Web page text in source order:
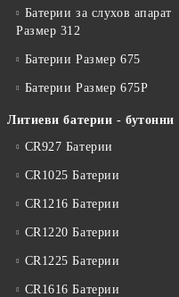
Батерии за слухов апарат
Размер 312
Батерии Размер 675
Батерии Размер 675P
Литиеви батерии - бутонни
CR927 Батерии
CR1025 Батерии
CR1216 Батерии
CR1220 Батерии
CR1225 Батерии
CR1616 Батерии